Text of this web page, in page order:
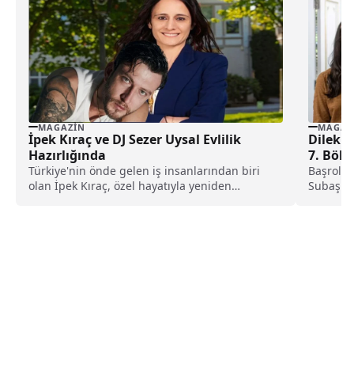
MAGAZIN
İpek Kıraç ve DJ Sezer Uysal Evlilik
Hazırlığında
Türkiye'nin önde gelen iş insanlarından biri
olan İpek Kıraç, özel hayatıyla yeniden
Dilek
7.